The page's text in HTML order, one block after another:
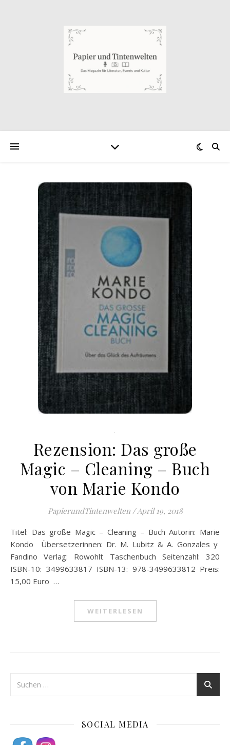
.
Rezension: Das große
Magic – Cleaning – Buch
von Marie Kondo
PapierundTintenwelten /April 19, 2018
Titel: Das große Magic – Cleaning – Buch Autorin: Marie
Kondo Übersetzerinnen: Dr. M. Lubitz & A. Gonzales y
Fandino Verlag: Rowohlt Taschenbuch Seitenzahl: 320
ISBN-10: 3499633817 ISBN-13: 978-3499633812 Preis:
15,00 Euro …
WEITERLESEN
SOCIAL MEDIA